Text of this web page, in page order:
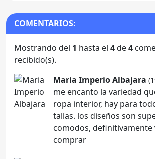
COMENTARIOS:
Mostrando del 1 hasta el 4de4
recibido(s).
Maria Imperio Albajara
me encanto la variedad
ropa interior, hay para
tallas. los diseños son
comodos, definitivamente
comprar